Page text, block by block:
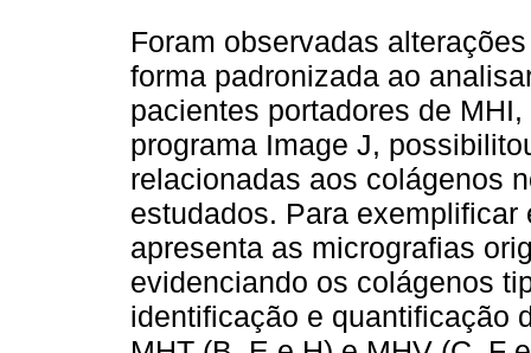
Foram observadas
forma padronizada ao
pacientes portadores de
programa Image J,
relacionadas aos colágenos
estudados. Para
apresenta as micrografias
evidenciando os colágenos
identificação e quantificação